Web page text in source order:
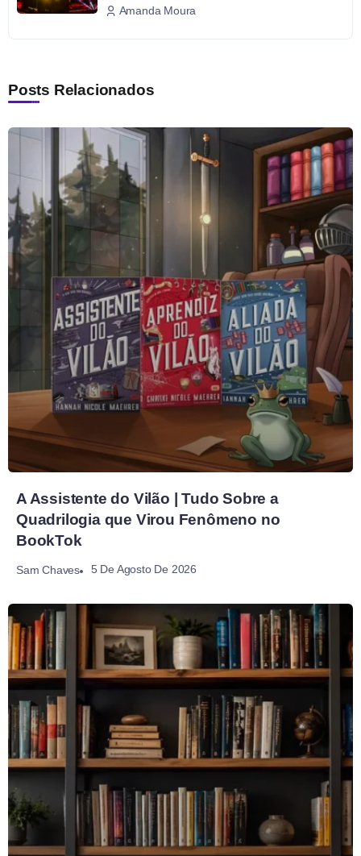
Amanda Moura
Posts Relacionados
A Assistente do Vilão | Tudo Sobre a
Quadrilogia que Virou Fenômeno no
BookTok
Sam Chaves 5 De Agosto De 2026